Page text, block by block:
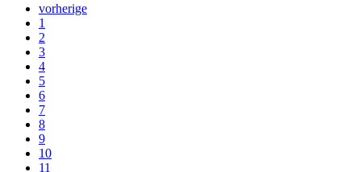
vorherige
1
2
3
4
5
6
7
8
9
10
11